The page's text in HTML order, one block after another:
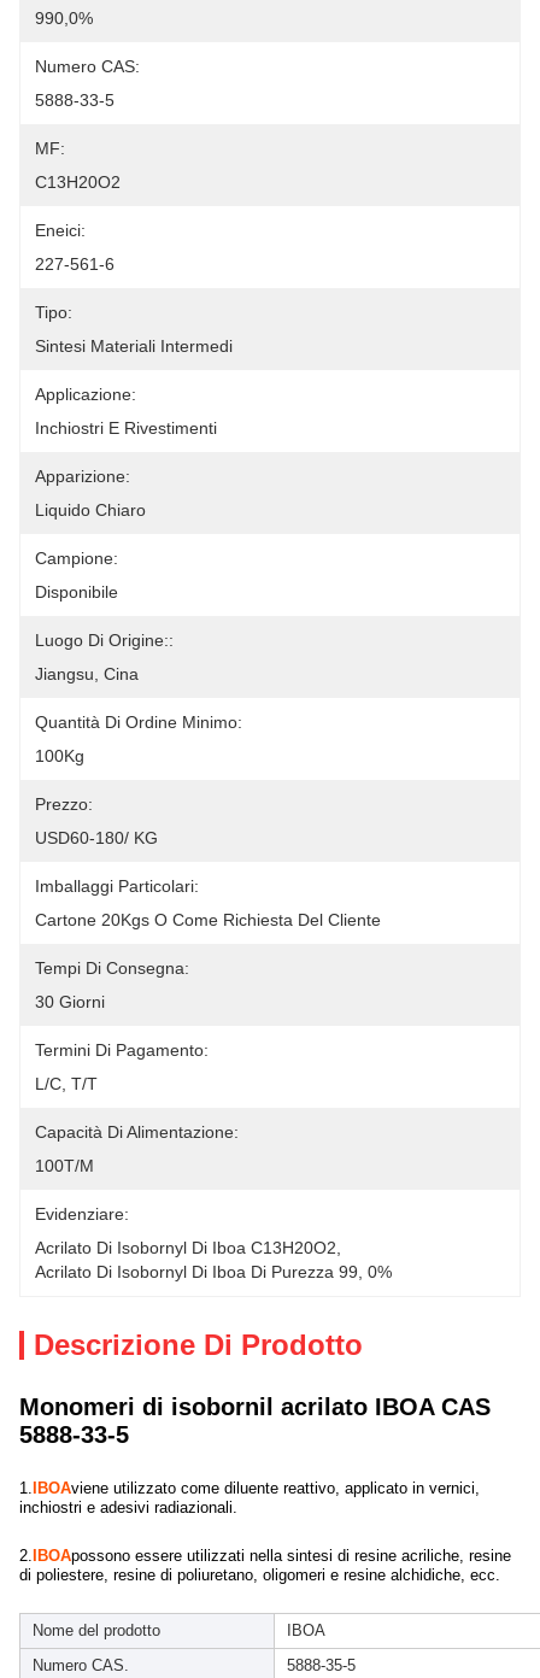
990,0%
Numero CAS:
5888-33-5
MF:
C13H20O2
Eneici:
227-561-6
Tipo:
Sintesi Materiali Intermedi
Applicazione:
Inchiostri E Rivestimenti
Apparizione:
Liquido Chiaro
Campione:
Disponibile
Luogo Di Origine::
Jiangsu, Cina
Quantità Di Ordine Minimo:
100Kg
Prezzo:
USD60-180/ KG
Imballaggi Particolari:
Cartone 20Kgs O Come Richiesta Del Cliente
Tempi Di Consegna:
30 Giorni
Termini Di Pagamento:
L/C, T/T
Capacità Di Alimentazione:
100T/M
Evidenziare:
Acrilato Di Isobornyl Di Iboa C13H20O2
Acrilato Di Isobornyl Di Iboa Di Purezza 99 0%
Descrizione Di Prodotto
Monomeri di isobornil acrilato IBOA CAS
5888-33-5
1. IBOAviene utilizzato come diluente reattivo, applicato in vernici,
inchiostri e adesivi radiazionali.
2. IBOApossono essere utilizzati nella sintesi di resine acriliche, resine
di poliestere, resine di poliuretano, oligomeri e resine alchidiche, ecc.
Nome del prodotto
IBOA
Numero CAS.
5888-35-5